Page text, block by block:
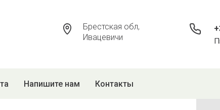
Брестская обл,
Ивацевичи
Напишите нам Контакты